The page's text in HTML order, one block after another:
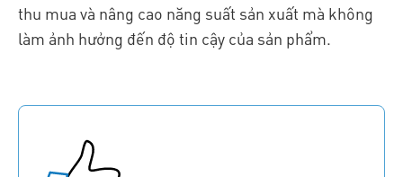
thu mua và nâng cao năng suất sản xuất mà không
làm ảnh hưởng đến độ tin cậy của sản phẩm.